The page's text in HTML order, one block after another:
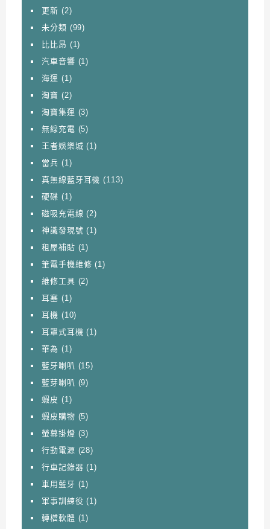
更新 (2)
未分類 (99)
比比昂 (1)
汽車音響 (1)
海運 (1)
淘寶 (2)
淘寶集運 (3)
無線充電 (5)
王者娛樂城 (1)
當兵 (1)
真無線藍牙耳機 (113)
硬碟 (1)
磁吸充電線 (2)
神識發現號 (1)
租屋補貼 (1)
筆電手機維修 (1)
維修工具 (2)
耳塞 (1)
耳機 (10)
耳罩式耳機 (1)
華為 (1)
藍牙喇叭 (15)
藍芽喇叭 (9)
蝦皮 (1)
蝦皮購物 (5)
螢幕掛燈 (3)
行動電源 (28)
行車記錄器 (1)
車用藍牙 (1)
軍事訓練役 (1)
轉檔軟體 (1)